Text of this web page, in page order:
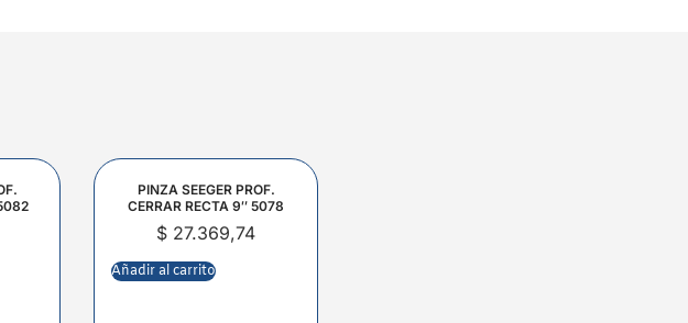
PINZA SEEGER PROF.
CERRAR RECTA 9″ 5078
$ 27.369,74
Añadir al carrito